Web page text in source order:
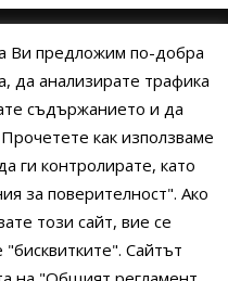
УСЛОВИЯ И ПРАВИЛА
ЗА ПОВЕРИТЕЛНОСТ
— Developed by We Work With
Ви предложим по-добра
да анализирате трафика
съдържанието и да
как използваме
ги контролирате, като
за поверителност". Ако
този сайт, вие се
"бисквитките". Сайтът